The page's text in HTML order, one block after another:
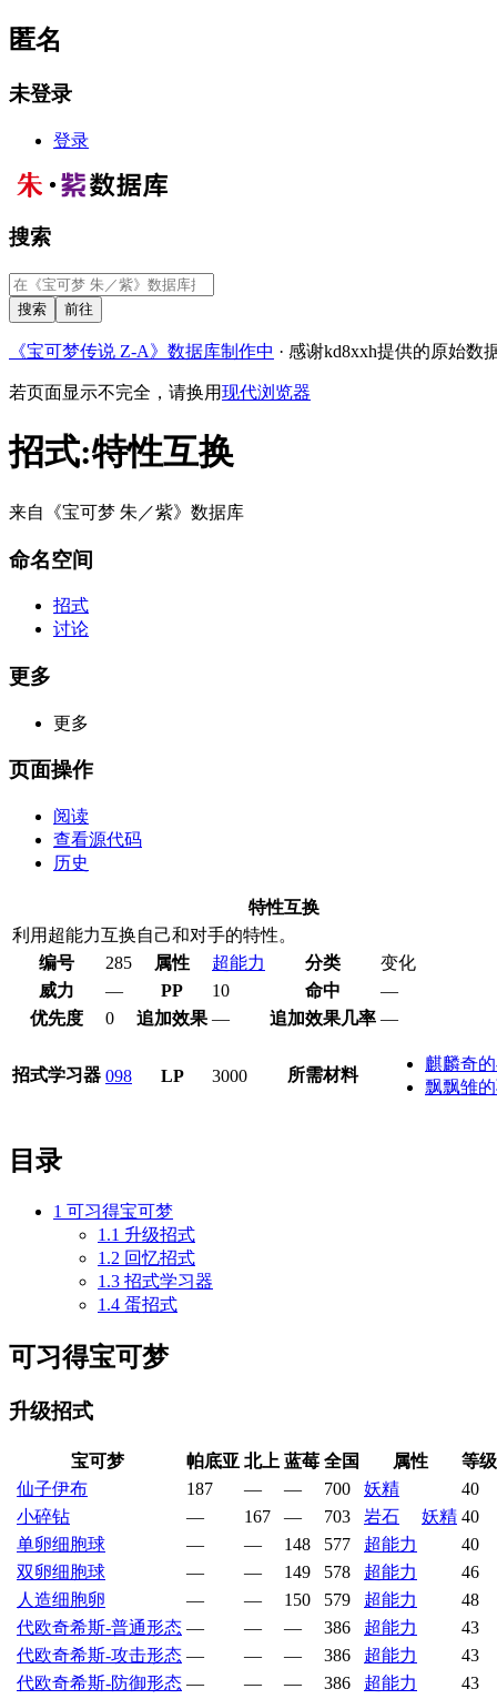
匿名
未登录
登录
搜索
《宝可梦传说 Z-A》数据库制作中 · 感谢kd8xxh提供的原始数
若页面显示不完全，请换用现代浏览器
招式:特性互换
来自《宝可梦 朱／紫》数据库
命名空间
招式
讨论
更多
更多
页面操作
阅读
查看源代码
历史
特性互换
利用超能力互换自己和对手的特性。
编号
285 属性 超能力 分类
变化
威力
— PP 10 命中
—
优先度
0 追加效果 — 追加效果几率 —
招式学习器 098 LP 3000 所需材料
麒麟奇
飘飘雏
目录
1 可习得宝可梦
1.1 升级招式
1.2 回忆招式
1.3 招式学习器
1.4 蛋招式
可习得宝可梦
升级招式
宝可梦 帕底亚 北上 蓝莓 全国 属性
等级
仙子伊布
187 — — 700 妖精
40
小碎钻
— 167 — 703 岩石 妖精 40
单卵细胞球
— — 148 577 超能力
40
双卵细胞球
— — 149 578 超能力
46
人造细胞卵
— — 150 579 超能力
48
代欧奇希斯-普通形态 — — — 386 超能力
43
代欧奇希斯-攻击形态 — — — 386 超能力
43
代欧奇希斯-防御形态 — — — 386 超能力
43